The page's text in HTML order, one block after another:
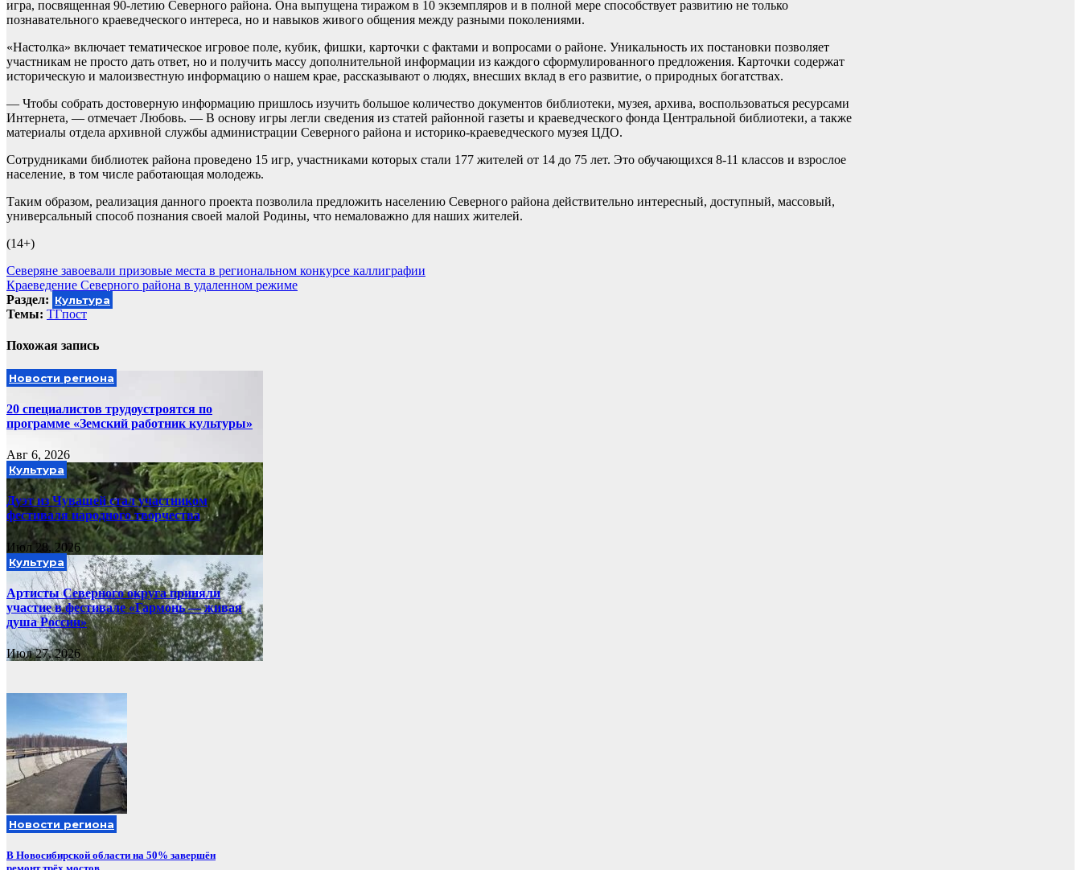
игра, посвященная 90-летию Северного района. Она выпущена тиражом в 10 экземпляров и в полной мере способствует развитию не только
познавательного краеведческого интереса, но и навыков живого общения между разными поколениями.
«Настолка» включает тематическое игровое поле, кубик, фишки, карточки с фактами и вопросами о районе. Уникальность их постановки позволяет
участникам не просто дать ответ, но и получить массу дополнительной информации из каждого сформулированного предложения. Карточки содержат
историческую и малоизвестную информацию о нашем крае, рассказывают о людях, внесших вклад в его развитие, о природных богатствах.
— Чтобы собрать достоверную информацию пришлось изучить большое количество документов библиотеки, музея, архива, воспользоваться ресурсами
Интернета, — отмечает Любовь. — В основу игры легли сведения из статей районной газеты и краеведческого фонда Центральной библиотеки, а также
материалы отдела архивной службы администрации Северного района и историко-краеведческого музея ЦДО.
Сотрудниками библиотек района проведено 15 игр, участниками которых стали 177 жителей от 14 до 75 лет. Это обучающихся 8-11 классов и взрослое
население, в том числе работающая молодежь.
Таким образом, реализация данного проекта позволила предложить населению Северного района действительно интересный, доступный, массовый,
универсальный способ познания своей малой Родины, что немаловажно для наших жителей.
(14+)
Навигация
по
записям
Северяне завоевали призовые места в региональном конкурсе каллиграфии
Краеведение Северного района в удаленном режиме
Раздел: Культура
Темы: ТГпост
Похожая запись
Новости региона
20 специалистов трудоустроятся по
программе «Земский работник культуры»
Авг 6, 2026
Культура
Дуэт из Чувашей стал участником
фестиваля народного творчества
Июл 28, 2026
Культура
Артисты Северного округа приняли
участие в фестивале «Гармонь — живая
душа России»
Июл 27, 2026
Новости региона
В Новосибирской области на 50% завершён